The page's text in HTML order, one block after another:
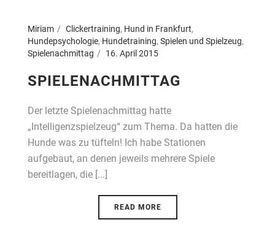
Miriam Clickertraining, Hund in Frankfurt,
Hundepsychologie, Hundetraining, Spielen und Spielzeug,
Spielenachmittag
16. April 2015
SPIELENACHMITTAG
Der letzte Spielenachmittag hatte
„Intelligenzspielzeug“ zum Thema. Da hatten die
Hunde was zu tüfteln! Ich habe Stationen
aufgebaut, an denen jeweils mehrere Spiele
bereitlagen, die [...]
READ MORE